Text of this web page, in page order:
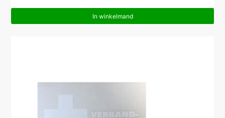
In winkelmand